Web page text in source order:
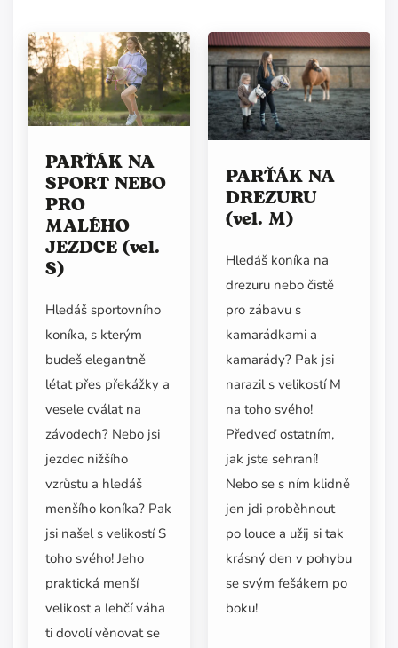
PARŤÁK NA
SPORT NEBO
PRO
MALÉHO
JEZDCE (vel.
S)
Hledáš sportovního
koníka, s kterým
budeš elegantně
létat přes překážky a
vesele cválat na
závodech? Nebo jsi
jezdec nižšího
vzrůstu a hledáš
menšího koníka? Pak
jsi našel s velikostí S
toho svého! Jeho
praktická menší
velikost a lehčí váha
ti dovolí věnovat se
PARŤÁK NA
DREZURU
(vel. M)
Hledáš koníka na
drezuru nebo čistě
pro zábavu s
kamarádkami a
kamarády? Pak jsi
narazil s velikostí M
na toho svého!
Předveď ostatním,
jak jste sehraní!
Nebo se s ním klidně
jen jdi proběhnout
po louce a užij si tak
krásný den v pohybu
se svým fešákem po
boku!